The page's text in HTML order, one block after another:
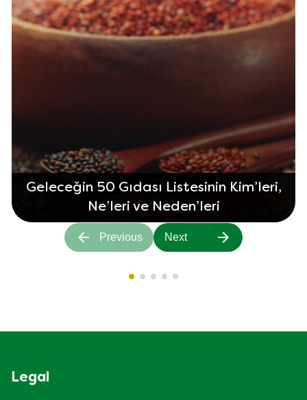
Geleceğin 50 Gıdası Listesinin Kim’leri,
Ne’leri ve Neden’leri
Previous Next
Legal